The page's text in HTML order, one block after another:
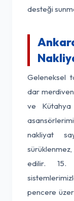
desteği
Geleneksel
dar
ve Kütahya
nakliyat
edilir. 15.
pencere